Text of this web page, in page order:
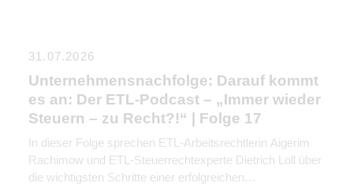
31.07.2026
Unternehmensnachfolge: Darauf kommt
es an: Der ETL-Podcast – „Immer wieder
Steuern – zu Recht?!“ | Folge 17
In dieser Folge sprechen ETL-Arbeitsrechtlerin Aigerim
Rachimow und ETL-Steuerrechtexperte Dietrich Loll über
die wichtigsten Schritte einer erfolgreichen